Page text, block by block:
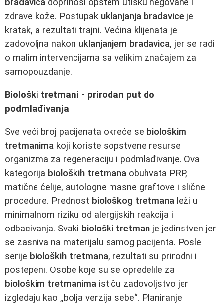
bradavica doprinosi opštem utisku negovane i
zdrave kože. Postupak uklanjanja bradavice je
kratak, a rezultati trajni. Većina klijenata je
zadovoljna nakon uklanjanjem bradavica, jer se radi
o malim intervencijama sa velikim značajem za
samopouzdanje.
Biološki tretmani - prirodan put do
podmlađivanja
Sve veći broj pacijenata okreće se biološkim
tretmanima koji koriste sopstvene resurse
organizma za regeneraciju i podmlađivanje. Ova
kategorija bioloških tretmana obuhvata PRP,
matične ćelije, autologne masne graftove i slične
procedure. Prednost biološkog tretmana leži u
minimalnom riziku od alergijskih reakcija i
odbacivanja. Svaki biološki tretman je jedinstven jer
se zasniva na materijalu samog pacijenta. Posle
serije bioloških tretmana, rezultati su prirodni i
postepeni. Osobe koje su se opredelile za
biološkim tretmanima ističu zadovoljstvo jer
izgledaju kao „bolja verzija sebe“. Planiranje